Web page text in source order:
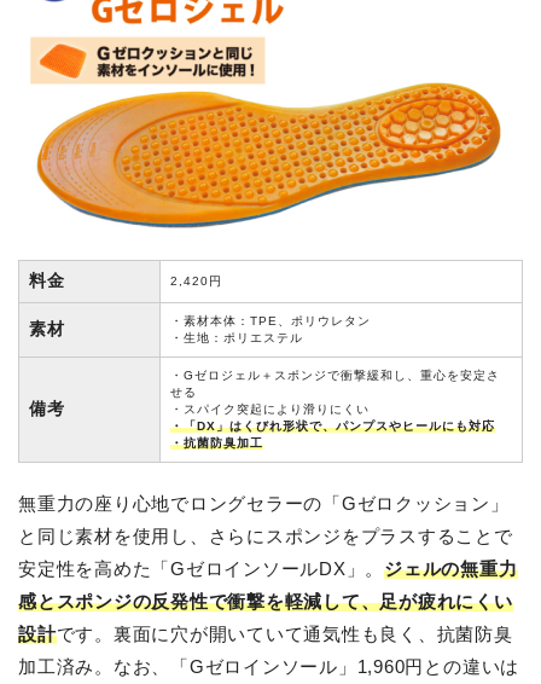
料金 2,420円
素材
・素材本体：TPE、ポリウレタン
・生地：ポリエステル
備考
・Gゼロジェル＋スポンジで衝撃緩和し、重心を安定さ
せる
・スパイク突起により滑りにくい
・「DX」はくびれ形状で、パンプスやヒールにも対応
・抗菌防臭加工
無重力の座り心地でロングセラーの「Gゼロクッション」
と同じ素材を使用し、さらにスポンジをプラスすることで
安定性を高めた「GゼロインソールDX」。ジェルの無重力
感とスポンジの反発性で衝撃を軽減して、足が疲れにくい
設計です。裏面に穴が開いていて通気性も良く、抗菌防臭
加工済み。なお、「Gゼロインソール」1,960円との違いは